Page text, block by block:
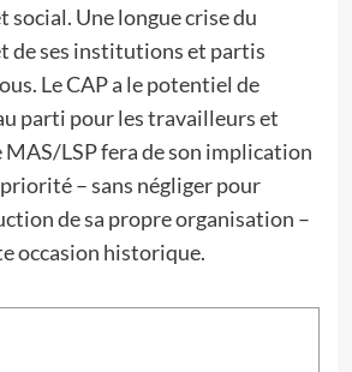
social. Une longue crise du
de ses institutions et partis
Le CAP a le potentiel de
parti pour les travailleurs et
MAS/LSP fera de son implication
– sans négliger pour
de sa propre organisation –
occasion historique.